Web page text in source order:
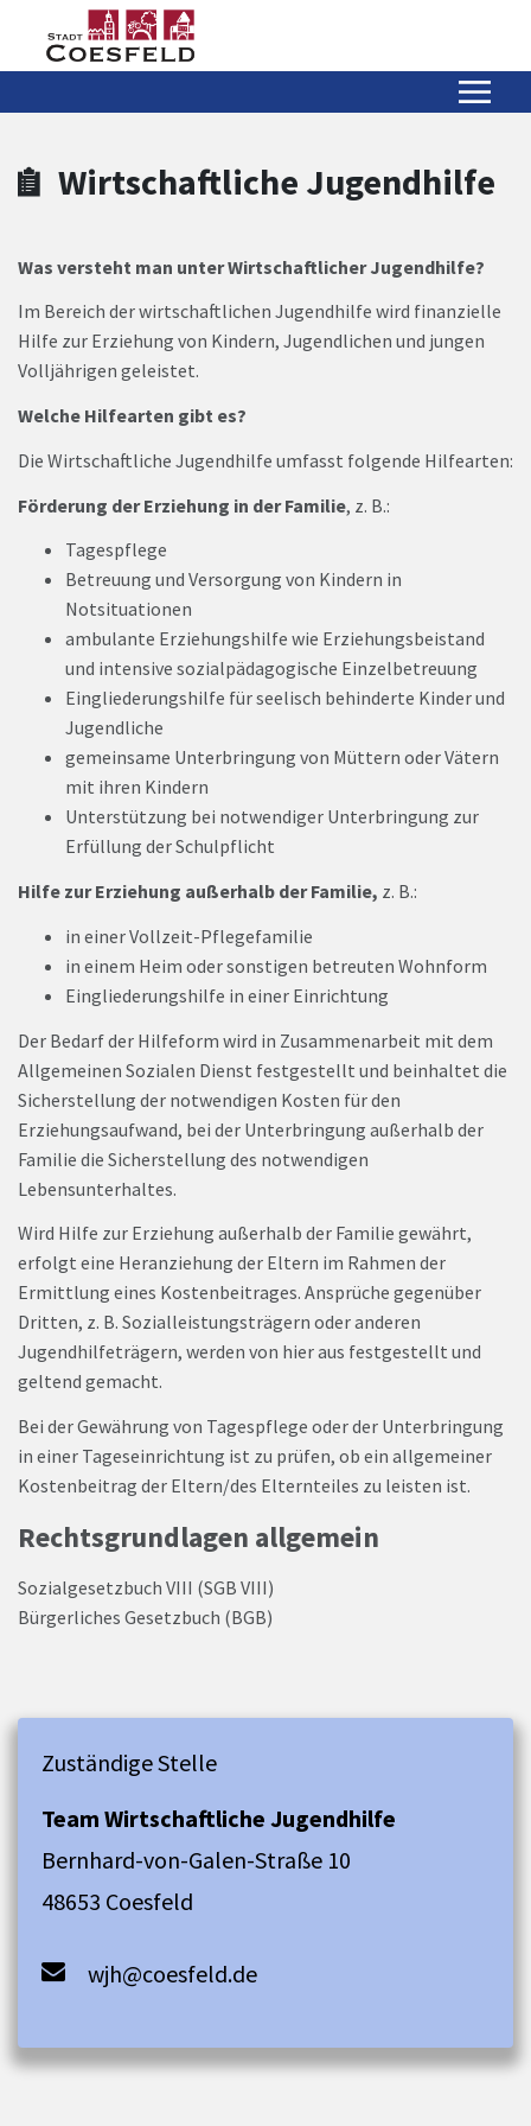
Zum Header
Zum Hauptinhalt
Zum Footer
Zum Hauptinhalt springen
Wirtschaftliche Jugendhilfe
Was versteht man unter Wirtschaftlicher Jugendhilfe?
Im Bereich der wirtschaftlichen Jugendhilfe wird finanzielle
Hilfe zur Erziehung von Kindern, Jugendlichen und jungen
Volljährigen geleistet.
Welche Hilfearten gibt es?
Die Wirtschaftliche Jugendhilfe umfasst folgende Hilfearten:
Förderung der Erziehung in der Familie, z. B.:
Tagespflege
Betreuung und Versorgung von Kindern in
Notsituationen
ambulante Erziehungshilfe wie Erziehungsbeistand
und intensive sozialpädagogische Einzelbetreuung
Eingliederungshilfe für seelisch behinderte Kinder und
Jugendliche
gemeinsame Unterbringung von Müttern oder Vätern
mit ihren Kindern
Unterstützung bei notwendiger Unterbringung zur
Erfüllung der Schulpflicht
Hilfe zur Erziehung außerhalb der Familie, z. B.:
in einer Vollzeit-Pflegefamilie
in einem Heim oder sonstigen betreuten Wohnform
Eingliederungshilfe in einer Einrichtung
Der Bedarf der Hilfeform wird in Zusammenarbeit mit dem
Allgemeinen Sozialen Dienst festgestellt und beinhaltet die
Sicherstellung der notwendigen Kosten für den
Erziehungsaufwand, bei der Unterbringung außerhalb der
Familie die Sicherstellung des notwendigen
Lebensunterhaltes.
Wird Hilfe zur Erziehung außerhalb der Familie gewährt,
erfolgt eine Heranziehung der Eltern im Rahmen der
Ermittlung eines Kostenbeitrages. Ansprüche gegenüber
Dritten, z. B. Sozialleistungsträgern oder anderen
Jugendhilfeträgern, werden von hier aus festgestellt und
geltend gemacht.
Bei der Gewährung von Tagespflege oder der Unterbringung
in einer Tageseinrichtung ist zu prüfen, ob ein allgemeiner
Kostenbeitrag der Eltern/des Elternteiles zu leisten ist.
Rechtsgrundlagen allgemein
Sozialgesetzbuch VIII (SGB VIII)
Bürgerliches Gesetzbuch (BGB)
Zuständige Stelle
Team Wirtschaftliche Jugendhilfe
Bernhard-von-Galen-Straße 10
48653 Coesfeld
wjh@coesfeld.de